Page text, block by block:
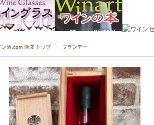
ン酒.com 瀧澤 トップ ブランデー